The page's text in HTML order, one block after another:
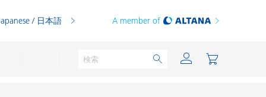
/ 日本語 A member of